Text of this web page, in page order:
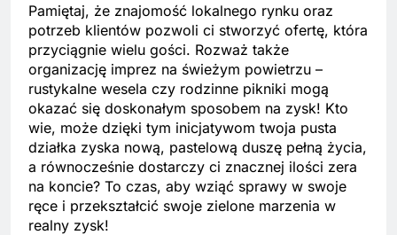
Pamiętaj, że znajomość lokalnego rynku oraz
potrzeb klientów pozwoli ci stworzyć ofertę, która
przyciągnie wielu gości. Rozważ także
organizację imprez na świeżym powietrzu –
rustykalne wesela czy rodzinne pikniki mogą
okazać się doskonałym sposobem na zysk! Kto
wie, może dzięki tym inicjatywom twoja pusta
działka zyska nową, pastelową duszę pełną życia,
a równocześnie dostarczy ci znacznej ilości zera
na koncie? To czas, aby wziąć sprawy w swoje
ręce i przekształcić swoje zielone marzenia w
realny zysk!